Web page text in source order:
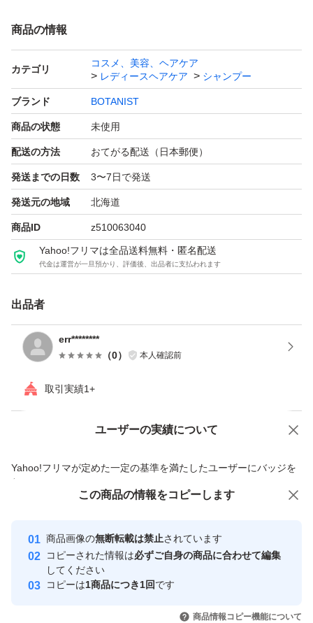
商品の情報
カテゴリ
コスメ、美容、ヘアケア
レディースヘアケア
シャンプー
ブランド BOTANIST
商品の状態 未使用
配送の方法 おてがる配送（日本郵便）
発送までの日数 3〜7日で発送
発送元の地域 北海道
商品ID z510063040
Yahoo!フリマは全品送料無料・匿名配送
代金は運営が一旦預かり、評価後、出品者に支払われます
出品者
err********
（0） 本人確認前
取引実績1+
ユーザーの実績について
Yahoo!フリマが定めた一定の基準を満たしたユーザーにバッジを
付与しています
安心取引出品者
心・安全なユーザーです
取引実績
引を完了させた実績があります
価格の相談 商品への質問
この商品の情報をコピーします
商品画像の無断転載は禁止されています
コピーされた情報は必ずご自身の商品に合わせて編集
してください
コピーは1商品につき1回です
商品情報コピー機能について
この商品をみている人にオススメ